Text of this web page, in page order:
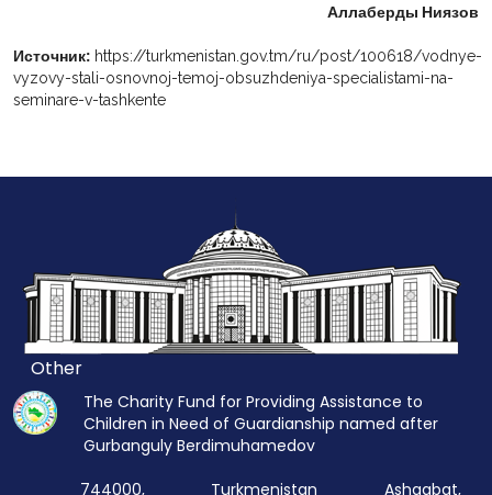
Аллаберды Ниязов
Источник: https://turkmenistan.gov.tm/ru/post/100618/vodnye-
vyzovy-stali-osnovnoj-temoj-obsuzhdeniya-specialistami-na-
seminare-v-tashkente
Other
The Charity Fund for Providing Assistance to
Children in Need of Guardianship named after
Gurbanguly Berdimuhamedov
744000, Turkmenistan Ashgabat,